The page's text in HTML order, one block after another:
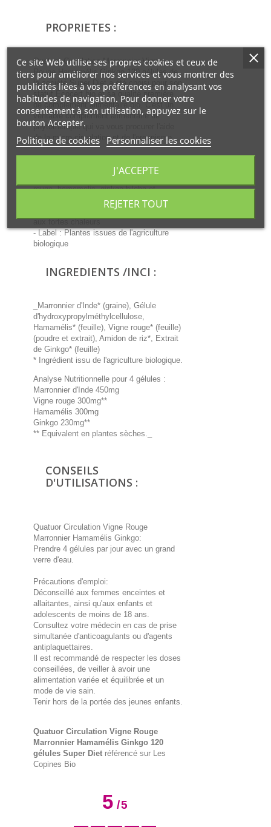
PROPRIETES :
Quatuor Circulation Marronnier Vigne
Rouge Hamamélis Ginkgo 120 gélules de
la société Super Diet a été choisi pour son
statut Ecocert bio et sa qualité première
de complément alimentaire bio. C'est un
véritable complément alimentaire de
phytotherapie qui va vous procurer l'aide
de la micro-circulation et de l'organisme
- Actifs : des actifs tirés du quatuor, vigne
rouge, hamamelis, ginkgo biloba et
- Activité : contre les désagréments liés
aux fortes chaleurs
- Label : Plantes issues de l'agriculture
biologique
INGREDIENTS /INCI :
_Marronnier d'Inde* (graine), Gélule
d'hydroxypropylméthylcellulose,
Hamamélis* (feuille), Vigne rouge* (feuille)
(poudre et extrait), Amidon de riz*, Extrait
de Ginkgo* (feuille)
* Ingrédient issu de l'agriculture biologique.
Analyse Nutritionnelle pour 4 gélules :
Marronnier d'Inde 450mg
Vigne rouge 300mg**
Hamamélis 300mg
Ginkgo 230mg**
** Equivalent en plantes sèches._
CONSEILS
D'UTILISATIONS :
Quatuor Circulation Vigne Rouge
Marronnier Hamamélis Ginkgo:
Prendre 4 gélules par jour avec un grand
verre d'eau.
Précautions d'emploi:
Déconseillé aux femmes enceintes et
allaitantes, ainsi qu'aux enfants et
adolescents de moins de 18 ans.
Consultez votre médecin en cas de prise
simultanée d'anticoagulants ou d'agents
antiplaquettaires.
Il est recommandé de respecter les doses
conseillées, de veiller à avoir une
alimentation variée et équilibrée et un
mode de vie sain.
Tenir hors de la portée des jeunes enfants.
Quatuor Circulation Vigne Rouge
Marronnier Hamamélis Ginkgo 120
gélules Super Diet référencé sur Les
Copines Bio
5/5
Ce site Web utilise ses propres cookies et ceux de
tiers pour améliorer nos services et vous montrer des
publicités liées à vos préférences en analysant vos
habitudes de navigation. Pour donner votre
consentement à son utilisation, appuyez sur le
bouton Accepter.
Politique de cookies Personnaliser les cookies
REJETER TOUT
J'ACCEPTE